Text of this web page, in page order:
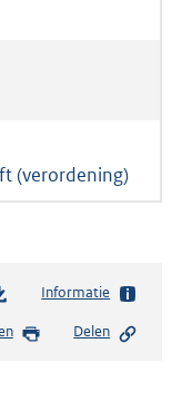
(verordening)
Informatie
Delen